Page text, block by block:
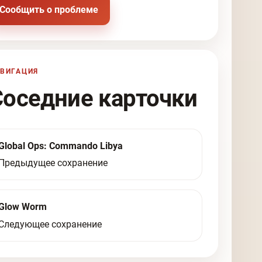
Сообщить о проблеме
карточки
Ops: Commando Libya
сохранение
Worm
сохранение